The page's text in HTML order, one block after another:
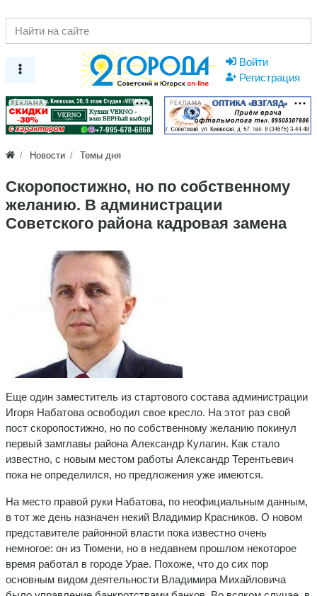
Войти
Регистрация
РЕКЛАМА РЕКЛАМА
Новости Темы дня
Скоропостижно, но по собственному
желанию. В администрации
Советского района кадровая замена
Еще один заместитель из стартового состава администрации
Игоря Набатова освободил свое кресло. На этот раз свой
пост скоропостижно, но по собственному желанию покинул
первый замглавы района Александр Кулагин. Как стало
известно, с новым местом работы Александр Терентьевич
пока не определился, но предложения уже имеются.
На место правой руки Набатова, по неофициальным данным,
в тот же день назначен некий Владимир Красников. О новом
представителе районной власти пока известно очень
немногое: он из Тюмени, но в недавнем прошлом некоторое
время работал в городе Урае. Похоже, что до сих пор
основным видом деятельности Владимира Михайловича